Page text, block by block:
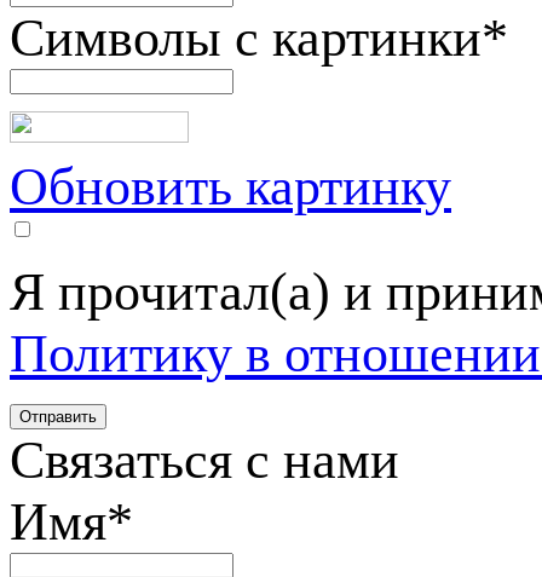
Символы с картинки*
Обновить картинку
Я прочитал(а) и
Политику в
Связаться с нами
Имя*